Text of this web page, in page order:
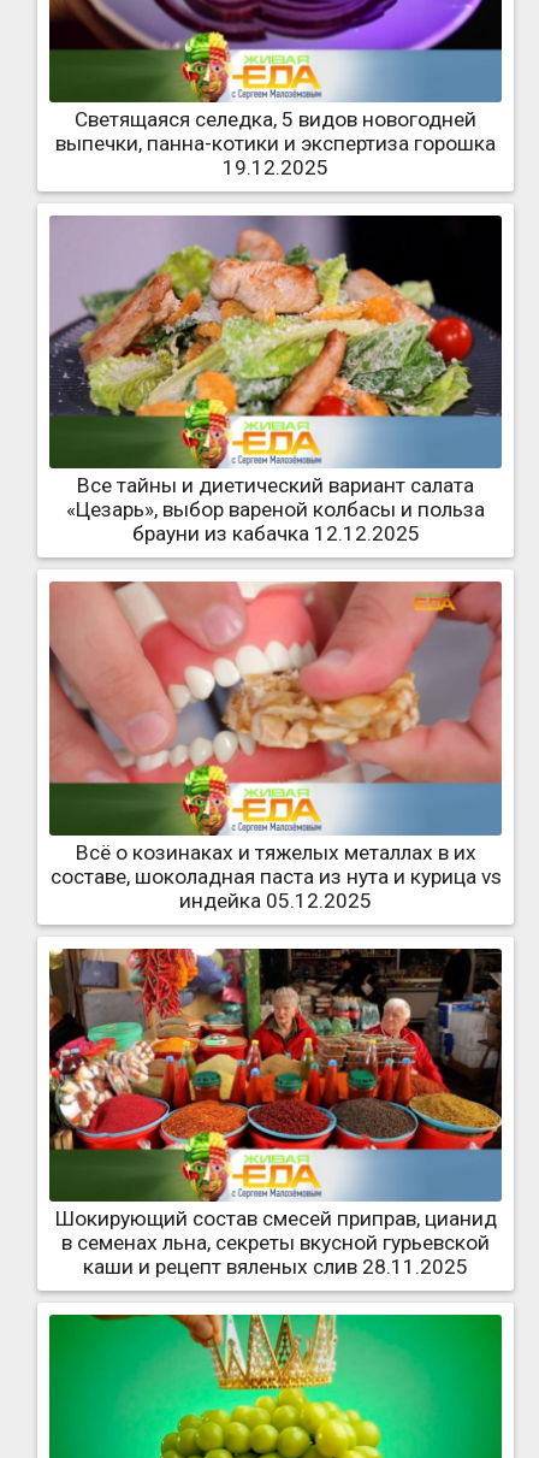
Светящаяся селедка, 5 видов новогодней
выпечки, панна-котики и экспертиза горошка
19.12.2025
Все тайны и диетический вариант салата
«Цезарь», выбор вареной колбасы и польза
брауни из кабачка 12.12.2025
Всё о козинаках и тяжелых металлах в их
составе, шоколадная паста из нута и курица vs
индейка 05.12.2025
Шокирующий состав смесей приправ, цианид
в семенах льна, секреты вкусной гурьевской
каши и рецепт вяленых слив 28.11.2025